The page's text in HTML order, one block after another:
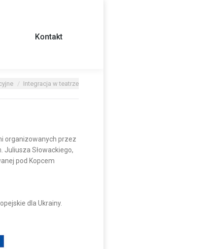
Kontakt
Integracja w teatrze
organizowanych przez
Juliusza Słowackiego,
pod Kopcem
dla Ukrainy.